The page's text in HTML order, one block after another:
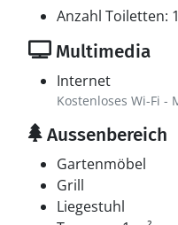
Anzahl Toiletten: 1
Multimedia
Internet
Kostenloses Wi-Fi -
Aussenbereich
Gartenmöbel
Grill
Liegestuhl